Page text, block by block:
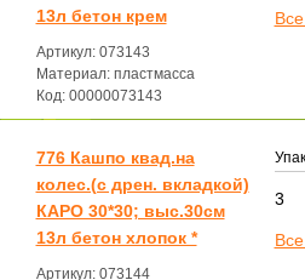
13л бетон крем
Артикул: 073143
Материал: пластмасса
Код: 00000073143
776 Кашпо квад.на
колес.(с дрен. вкладкой)
КАРО 30*30; выс.30см
13л бетон хлопок *
Артикул: 073144
3